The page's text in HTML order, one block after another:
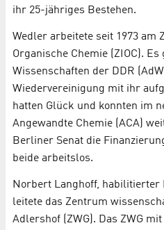
ihr 25-jähriges Bestehen.
Wedler arbeitete seit 1973
Organische Chemie (ZIOC).
Wissenschaften der DDR
Wiedervereinigung mit ihr
hatten Glück und konnten im
Angewandte Chemie (ACA)
Berliner Senat die
beide arbeitslos.
Norbert Langhoff,
leitete das Zentrum
Adlershof (ZWG). Das ZWG